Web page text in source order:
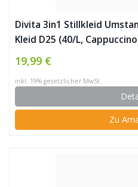
Divita 3in1 Stillkleid
Kleid D25 (40/L,
19,99 €
inkl. 19% gesetzlicher MwSt.
Zu